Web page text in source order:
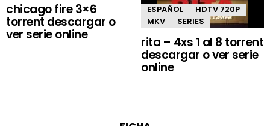
chicago fire 3×6
torrent descargar o
ver serie online
ESPAÑOL
HDTV 720P
MKV
SERIES
rita – 4xs 1 al 8 torrent
descargar o ver serie
online